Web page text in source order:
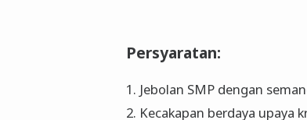
Persyaratan:
1. Jebolan SMP dengan
2. Kecakapan berdaya upaya